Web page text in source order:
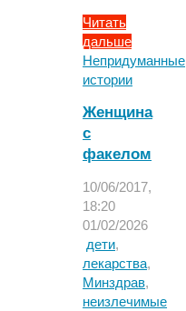
Читать
дальше
"«Они
–
трупы.
Особенно
–
жизнь
в
ПНИ"
Непридуманные
истории
Женщина
с
факелом
10/06/2017,
18:20
01/02/2026
дети,
лекарства,
Минздрав,
неизлечимые